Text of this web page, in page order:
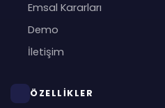
Emsal Kararları
Demo
İletişim
ÖZELLİKLER